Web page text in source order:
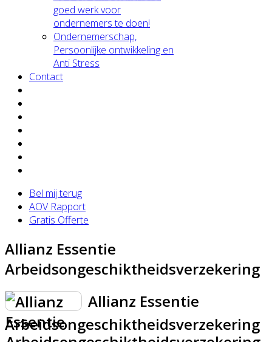
goed werk voor
ondernemers te doen!
Ondernemerschap,
Persoonlijke ontwikkeling en
Anti Stress
Contact
Bel mij terug
AOV Rapport
Gratis Offerte
Allianz Essentie
Arbeidsongeschiktheidsverzekering
Allianz Essentie
Arbeidsongeschiktheidsverzekering